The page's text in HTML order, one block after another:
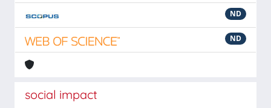
ND
ND
social impact